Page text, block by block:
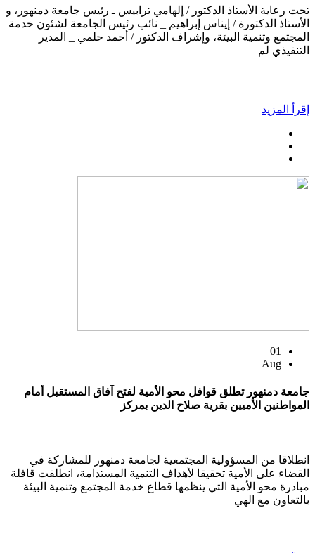
تحت رعاية الأستاذ الدكتور / إلهامي ترابيس ـ رئيس جامعة دمنهور، و
الأستاذ الدكتورة / إيناس إبراهيم _ نائب رئيس الجامعة لشئون خدمة
المجتمع وتنمية البيئة، وإشراف الدكتور / أحمد حلمي _ المدير
التنفيذي لم
إقرأ المزيد
01
Aug
جامعة دمنهور تطلق قوافل محو الأمية لفتح آفاق المستقبل أمام
المواطنين الأميين بقرية صلاح الدين بمركز
انطلاقا من المسؤولية المجتمعية لجامعة دمنهور للمشاركة في
القضاء على الأمية تحقيقا لأهداف التنمية المستدامة، انطلقت قافلة
مبادرة محو الأمية التي ينظمها قطاع خدمة المجتمع وتنمية البيئة
بالتعاون مع الهي